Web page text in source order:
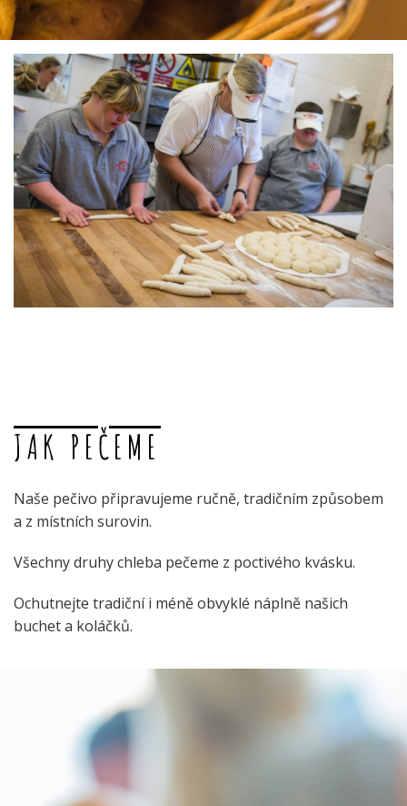
JAK PEČEME
Naše pečivo připravujeme ručně, tradičním způsobem
a z místních surovin.
Všechny druhy chleba pečeme z poctivého kvásku.
Ochutnejte tradiční i méně obvyklé náplně našich
buchet a koláčků.